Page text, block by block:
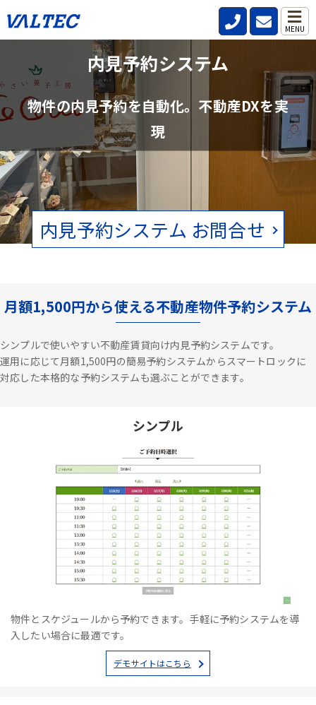
MENU
内見予約システム
物件の内見予約を自動化。不動産DXを実
現
内見予約システム お問合せ
不動産管理会社と仲介会社の内見確認の
手間を削減
賃貸物件の空状況をリアルタイムで確認。電話、FAXの手間をなくし
月額1,500円から使える不動産物件予約システム
シンプルで使いやすい不動産賃貸向け内見予約システムです。
運用に応じて月額1,500円の簡易予約システムからスマートロックに
対応した本格的な予約システムも選ぶことができます。
シンプル
物件とスケジュールから予約できます。手軽に予約システムを導
入したい場合に最適です。
デモサイトはこちら